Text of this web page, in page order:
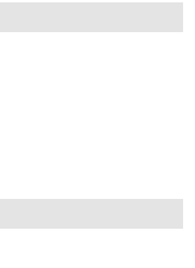
。
書を頂くケースがあ